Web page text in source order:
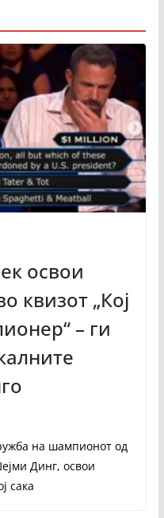
освои
квизот „Кој
– ги
на шампионот од
Динг, освои
сака